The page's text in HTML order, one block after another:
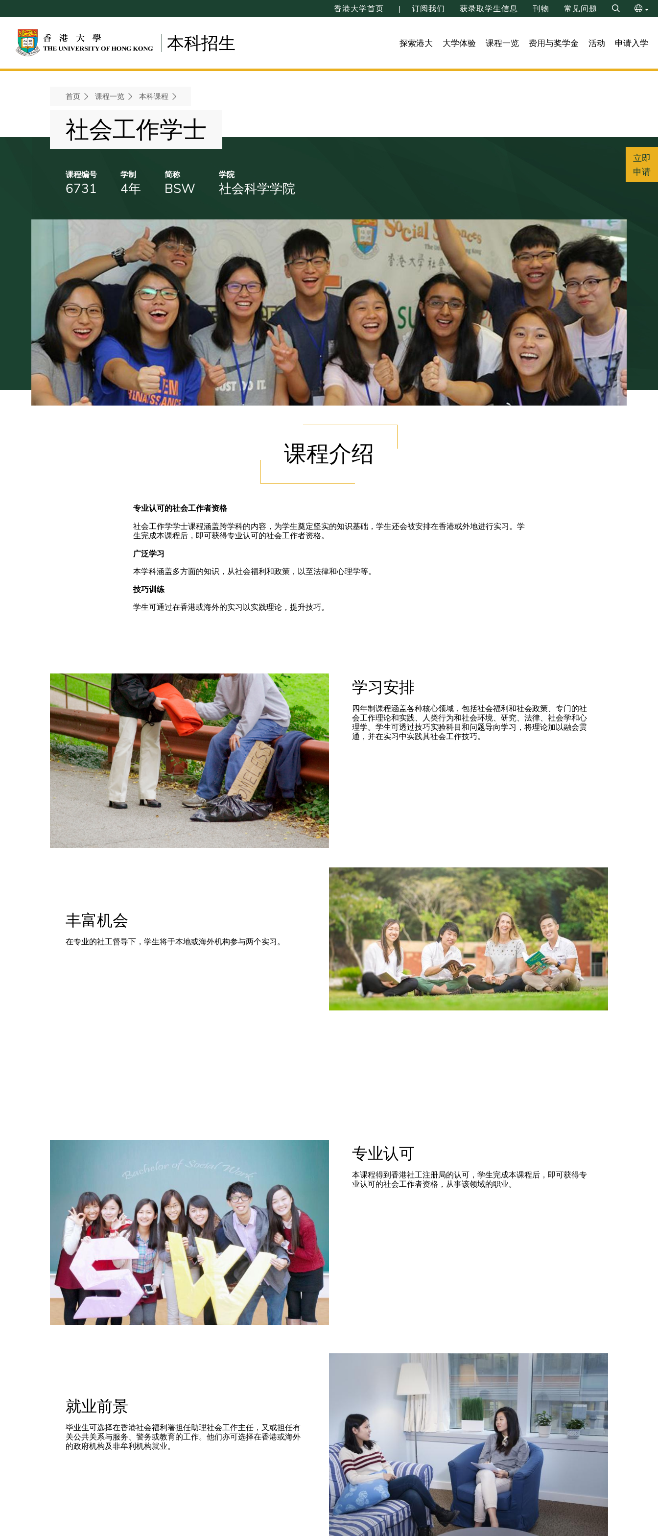
to
main
content
香港大学首页 订阅我们 获录取学生信息 刊物 常见问题
Search
繁
本科招生 探索港大 大学体验 课程一览 费用与奖学金 活动 申请入学
首页 课程一览 本科课程
社会工作学士
课程编号
6731
学制
4年
简称
BSW
学院
社会科学学院
课程介绍
专业认可的社会工作者资格
社会工作学学士课程涵盖跨学科的内容，为学生奠定坚实的知识基础，学生还会被安排在香港或外地进行实习。学
生完成本课程后，即可获得专业认可的社会工作者资格。
广泛学习
本学科涵盖多方面的知识，从社会福利和政策，以至法律和心理学等。
技巧训练
学生可通过在香港或海外的实习以实践理论，提升技巧。
学习安排
四年制课程涵盖各种核心领域，包括社会福利和社会政策、专门的社
会工作理论和实践、人类行为和社会环境、研究、法律、社会学和心
理学。学生可透过技巧实验科目和问题导向学习，将理论加以融会贯
通，并在实习中实践其社会工作技巧。
丰富机会
在专业的社工督导下，学生将于本地或海外机构参与两个实习。
专业认可
本课程得到香港社工注册局的认可，学生完成本课程后，即可获得专
业认可的社会工作者资格，从事该领域的职业。
就业前景
毕业生可选择在香港社会福利署担任助理社会工作主任，又或担任有
关公共关系与服务、警务或教育的工作。他们亦可选择在香港或海外
的政府机构及非牟利机构就业。
立即
申请